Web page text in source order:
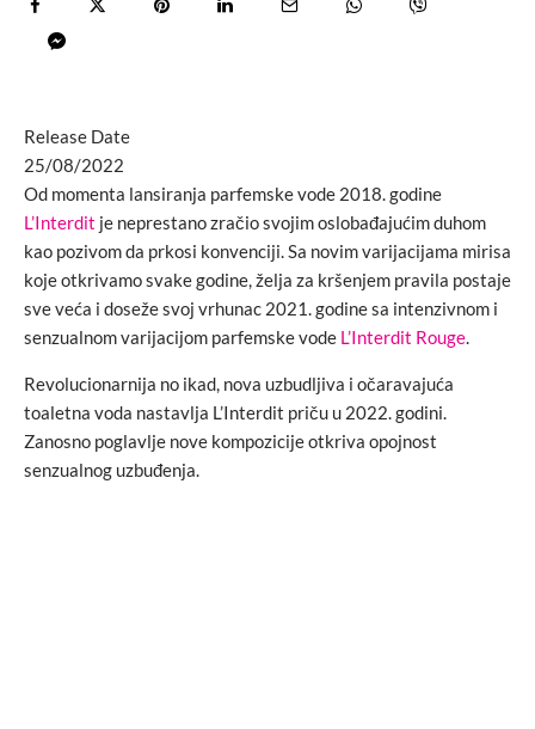
Release Date
25/08/2022
Od momenta lansiranja parfemske vode 2018. godine
L’Interdit je neprestano zračio svojim oslobađajućim duhom
kao pozivom da prkosi konvenciji. Sa novim varijacijama mirisa
koje otkrivamo svake godine, želja za kršenjem pravila postaje
sve veća i doseže svoj vrhunac 2021. godine sa intenzivnom i
senzualnom varijacijom parfemske vode L’Interdit Rouge.
Revolucionarnija no ikad, nova uzbudljiva i očaravajuća
toaletna voda nastavlja L’Interdit priču u 2022. godini.
Zanosno poglavlje nove kompozicije otkriva opojnost
senzualnog uzbuđenja.